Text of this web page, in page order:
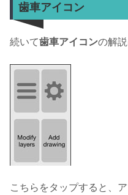
歯車アイコン
続いて歯車アイコンの解
こちらをタップすると、